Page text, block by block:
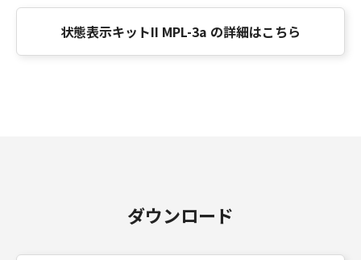
状態表示キットII MPL-3a の詳細はこちら
ダウンロード